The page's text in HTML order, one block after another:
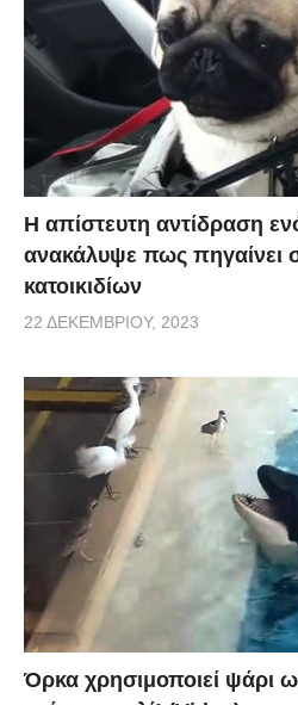
Η απίστευτη αντίδραση
ανακάλυψε πως πηγαίνει
κατοικιδίων
22 ΔΕΚΕΜΒΡΊΟΥ, 2023
Όρκα χρησιμοποιεί ψάρι